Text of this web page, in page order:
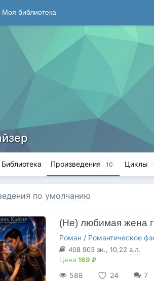
Моя библиотека
Библиотека Произведения 10 Циклы
по умолчанию
(Не) любимая жена
Роман / Романтическое
408 903 зн., 10,22 а.л.
Цена 169 ₽
588 24 7